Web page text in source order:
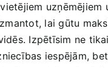
uzņēmējiem
lai gūtu
Izpētīsim ne
iespējām,